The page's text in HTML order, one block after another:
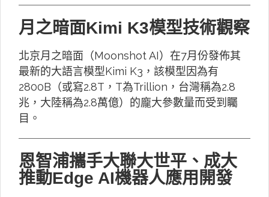
月之暗面Kimi K3模型技術觀察
北京月之暗面（Moonshot AI）在7月份發佈其
最新的大語言模型Kimi K3，該模型因為有
2800B（或寫2.8T，T為Trillion，台灣稱為2.8
兆，大陸稱為2.8萬億）的龐大參數量而受到矚
目。
恩智浦攜手大聯大世平、成大
推動Edge AI機器人應用開發